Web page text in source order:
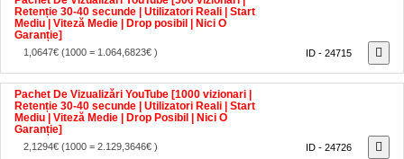
Mediu | Viteză Medie | Drop posibil | Nici O
Garanție]
1,0647€(1000 = 1.064,6823€ )
Pachet De Vizualizări YouTube [1000 vizionari |
Retenție 30-40 secunde | Utilizatori Reali | Start
Mediu | Viteză Medie | Drop Posibil | Nici O
Garanție]
2,1294€(1000 = 2.129,3646€ )